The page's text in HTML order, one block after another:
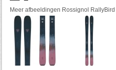
Meer afbeeldingen Rossignol